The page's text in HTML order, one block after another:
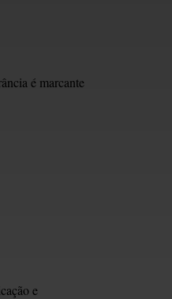
é marcante
e